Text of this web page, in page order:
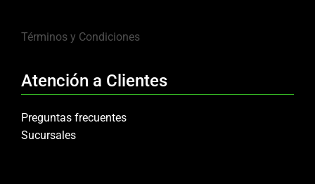
Términos y Condiciones
Atención a Clientes
Preguntas frecuentes
Sucursales